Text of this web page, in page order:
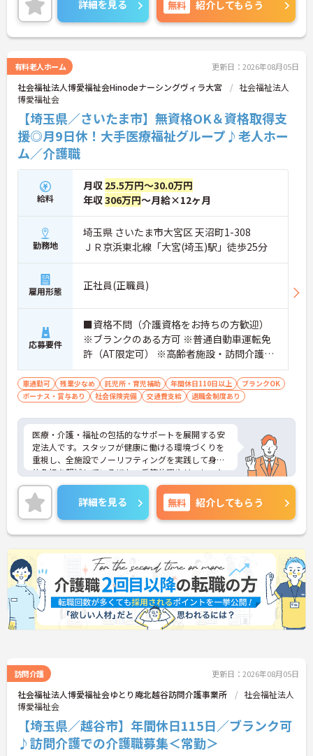
教育面では1on1のメンター制度や、法人が費用を負
担する資格取得支援、勤務時間内での外部研修受講
など、手厚いサポートが魅力です。グループ内保育
あり、ライフステージに合わせて長く安心して働き
ながら、専門資格を活かして多彩なキャリアパスを
描ける環境です。
★おすすめPOINT★
【日中手厚い体制と身体的負担の軽減で無理なく働
けます】
・全施設でノーリフティングを実践し、腰痛などの
身体的負担を減らす仕組みを導入しています ・手厚
い人員体制で協力でき、残業も月平均2時間程度のた
めゆとりを持って業務に取り組めます
【手厚いメンター制度と風通しの良さで安心してス
タートできます】
・1on1のメンター制度により、相性の良いメンター
が職場に馴染めるまで丁寧にフォローします
・正社員とパートの垣根がなく、気軽に相談や質問
ができる風通しの良い環境が期待できます
・資格取得費用を法人が負担し、外部研修も勤務時
間内に受講できる充実したスキルアップ支援があり
ます
管理者登用実績があり、キャリアの幅を大きく広げ
ていけます
制です】
・グループ内保育園の保育料補助や時短勤務制度が
あり、子育て中の方も安心して働けます
・男性の育休取得実績も多数あり、性別を問わずラ
イフステージの変化に柔軟に対応できる職場です
詳細を見る 無料 紹介してもらう
有料老人ホーム 更新日：2026年08月05日
社会福祉法人博愛福祉会Hinodeナーシングヴィラ大宮
社会福祉法人
博愛福祉会
【埼玉県／さいたま市】無資格OK＆資格取得支
援◎月9日休！大手医療福祉グループ♪老人ホー
ム／介護職
給料
月収 25.5万円～30.0万円
年収306万円～月給×12ヶ月
勤務地
埼玉県 さいたま市大宮区 天沼町1-308
ＪＲ京浜東北線「大宮(埼玉)駅」徒歩25分
雇用形態 正社員(正職員)
応募要件
■資格不問（介護資格をお持ちの方歓迎）
※ブランクのある方可 ※普通自動車運転免
許（AT限定可） ※高齢者施設・訪問介護・
病院等での介護やリハビリスタッフ経験者
歓迎
車通勤可 残業少なめ 託児所・育児補助 年間休日110日以上
ブランクOK
ボーナス・賞与あり
社会保険完備 交通費支給 退職金制度あり
医療・介護・福祉の包括的なサポートを展開する安
定法人です。スタッフが健康に働ける環境づくりを
重視し、全施設でノーリフティングを実践して身体
的負担を軽減しているほか、季節休暇やリフレッシ
ュ休暇を導入し、しっかりと休める体制を整えてい
ます。また、1on1のメンター制度や、法人が費用を
負担する資格取得支援、勤務時間内での外部研修受
講など、手厚い教育体制が魅力です。グループ内保
育園の保育料補助や男女ともに実績のある育休制度
もあり、ライフステージに合わせて長く安心して働
きながら、若手からの管理者登用など多彩なキャリ
アパスを描ける環境です。
★おすすめPOINT★
【身体への負担を抑えて無理なく働けます】
・全施設でノーリフティングを実践し、腰痛などの
【手厚いサポートで安心して職場に馴染める環境で
す】
・1on1のメンター制度により、相性の良いメンター
が職場に馴染めるまで丁寧にフォローします
・チーム全体で新人を育てる温かい社風があり、質
問や相談がしやすい風通しの良さが期待できます
詳細を見る 無料 紹介してもらう
訪問介護 更新日：2026年08月05日
社会福祉法人博愛福祉会ゆとり庵北越谷訪問介護事業所
社会福祉法人
博愛福祉会
【埼玉県／越谷市】年間休日115日／ブランク可
♪訪問介護での介護職募集＜常勤＞